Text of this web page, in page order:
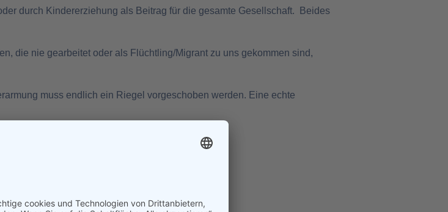
durch Kindererziehung als Beitrag für die gesamte Gesellschaft.
Beides
die nie gearbeitet oder als Flüchtling/Migrant zu uns gekommen sind,
muss endlich ein Riegel vorgeschoben werden. Eine echte